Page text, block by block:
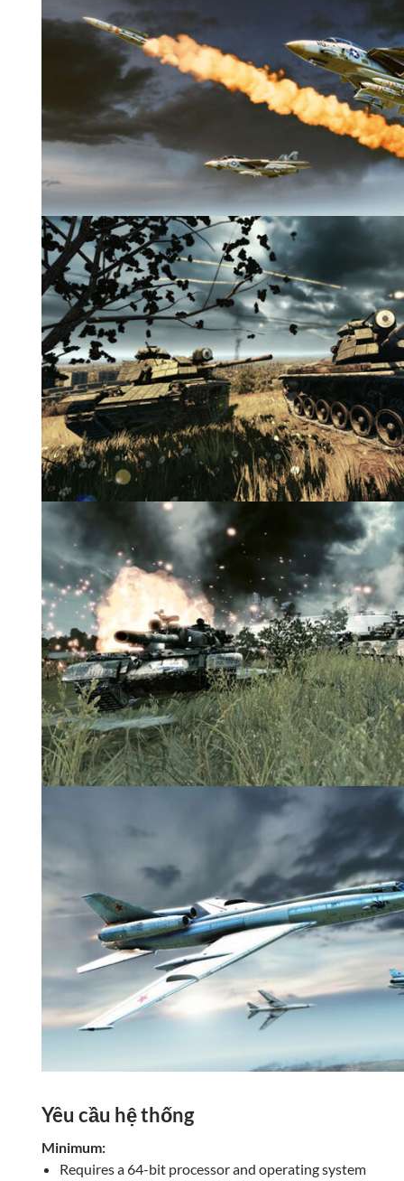
Yêu cầu hệ thống
Minimum:
Requires a 64-bit processor and operating system